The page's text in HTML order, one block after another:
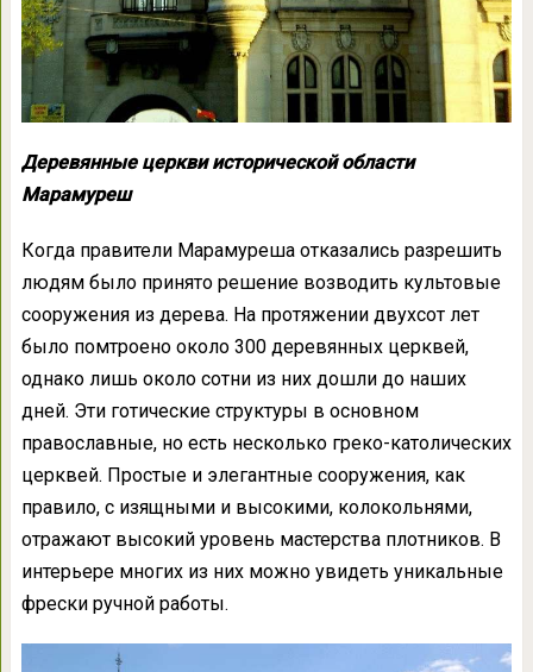
Деревянные церкви исторической области
Марамуреш
Когда правители Марамуреша отказались разрешить
людям было принято решение возводить культовые
сооружения из дерева. На протяжении двухсот лет
было помтроено около 300 деревянных церквей,
однако лишь около сотни из них дошли до наших
дней. Эти готические структуры в основном
православные, но есть несколько греко-католических
церквей. Простые и элегантные сооружения, как
правило, с изящными и высокими, колокольнями,
отражают высокий уровень мастерства плотников. В
интерьере многих из них можно увидеть уникальные
фрески ручной работы.